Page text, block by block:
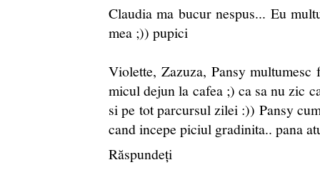
Claudia ma bucur nespus... Eu
mea ;)) pupici
Violette, Zazuza, Pansy
micul dejun la cafea ;) ca sa nu zic
si pe tot parcursul zilei :)) Pansy
cand incepe piciul gradinita.. pana
Răspundeți